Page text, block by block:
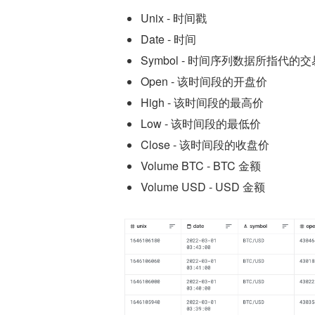
Unix - 时间戳
Date - 时间
Symbol - 时间序列数据所指代的交
Open - 该时间段的开盘价
High - 该时间段的最高价
Low - 该时间段的最低价
Close - 该时间段的收盘价
Volume BTC - BTC 金额
Volume USD - USD 金额